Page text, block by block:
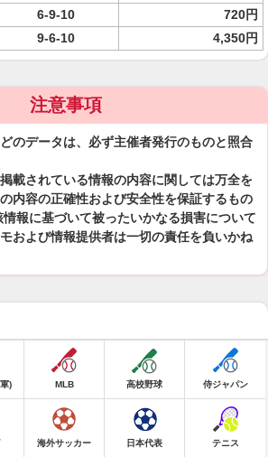
6-9-10
720円
9-6-10 4,350円
注意事項
のデータは、必ず主催者発行のものと照合
載されている情報の内容に関しては万全を
内容の正確性および安全性を保証するもの
報に基づいて被ったいかなる損害について
および情報提供者は一切の責任を負いかね
) MLB 高校野球 侍ジャパン
海外サッカー 日本代表 テニス